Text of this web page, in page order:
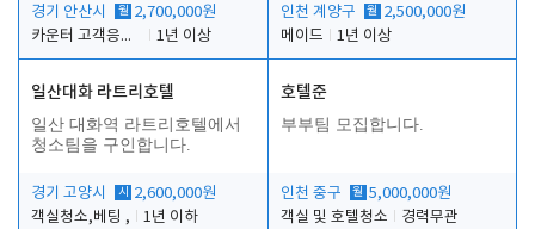
경기 안산시
월 2,700,000원
카운터 고객응대 및 야간더블청소
1년 이상
인천 계양구 월 2,500,000원
메이드
1년 이상
일산대화 라트리호텔
일산 대화역 라트리호텔에서
청소팀을 구인합니다.
경기 고양시 시
2,600,000원
객실청소,베팅 ,
1년 이하
호텔준
부부팀 모집합니다.
인천 중구 월 5,000,000원
객실 및 호텔청소
경력무관